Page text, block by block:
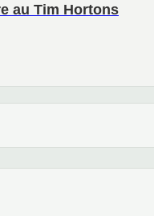
au Tim Hortons